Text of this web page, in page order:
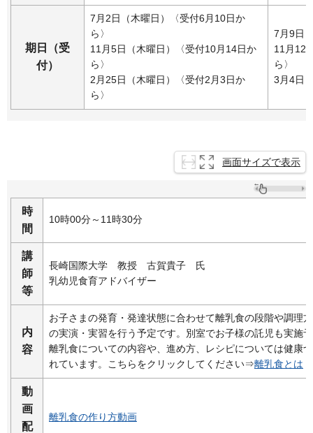
期日（受
付）
7月2日（木曜日）〈受付6月10日か
ら〉
11月5日（木曜日）〈受付10月14日か
ら〉
2月25日（木曜日）〈受付2月3日か
ら〉
7月9日
11月12
ら〉
3月4日
画面サイズで表示
時
間
10時00分～11時30分
講
師
等
長崎国際大学 教授 古賀貴子
氏
乳幼児食育アドバイザー
内
容
お子さまの発育・発達状態に合わせて離乳食の段階や調理
の実演・実習を行う予定です。別室でお子様の託児も実施
離乳食についての内容や、進め方、レシピについては健康
れています。こちらをクリックしてください⇒離乳食とは
動
画
配
離乳食の作り方動画